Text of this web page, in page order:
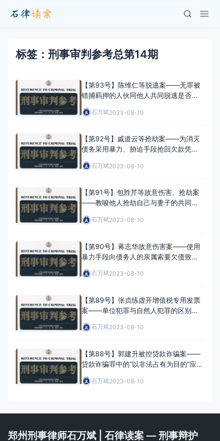
标签：刑事审判参考总第14期
【第93号】陈维仁等脱逃案——无罪被
错捕羁押的人伙同他人共同脱逃是否构
石万斌2023-08-10
【第92号】戚道云等抢劫案——为消灭
债务采用暴力、胁迫手段抢回欠款凭证
石万斌2023-08-10
【第91号】包胜芹等故意伤害、抢劫案
——教唆他人抢劫自己与妻子的共同财
石万斌2023-08-10
【第90号】蒋志华故意伤害案——使用
暴力手段向债务人的亲属索要欠债致人
石万斌2023-08-10
【第89号】张贞练虚开增值税专用发票
案——单位犯罪与自然人犯罪的区别如
石万斌2023-08-10
【第88号】郭建升被控贷款诈骗案——
贷款诈骗罪中的“以非法占有为目的”应如
石万斌2023-08-10
郑州刑事律师石万斌 | 石律读案 — 刑事辩护